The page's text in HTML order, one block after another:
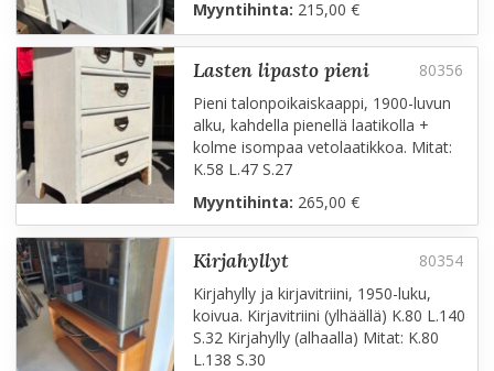
Myyntihinta: 215,00 €
lasten lipasto pieni
Pieni talonpoikaiskaappi, 1900-luvun
alku, kahdella pienellä laatikolla +
kolme isompaa vetolaatikkoa. Mitat:
K.58 L.47 S.27
Myyntihinta: 265,00 €
kirjahyllyt
Kirjahylly ja kirjavitriini, 1950-luku,
koivua. Kirjavitriini (ylhäällä) K.80 L.140
S.32 Kirjahylly (alhaalla) Mitat: K.80
L.138 S.30